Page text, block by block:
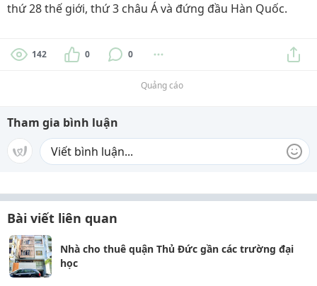
thứ 28 thế giới, thứ 3 châu Á và đứng đầu Hàn Quốc.
142 0 0
Quảng cáo
Tham gia bình luận
Bài viết liên quan
Nhà cho thuê quận Thủ Đức gần các trường đại
học